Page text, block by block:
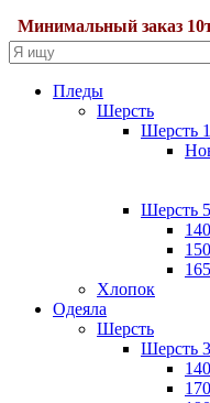
заказ 10т.р.
Пледы
Шерсть
Шерсть
Шерсть
Хлопок
Одеяла
Шерсть
Шерсть